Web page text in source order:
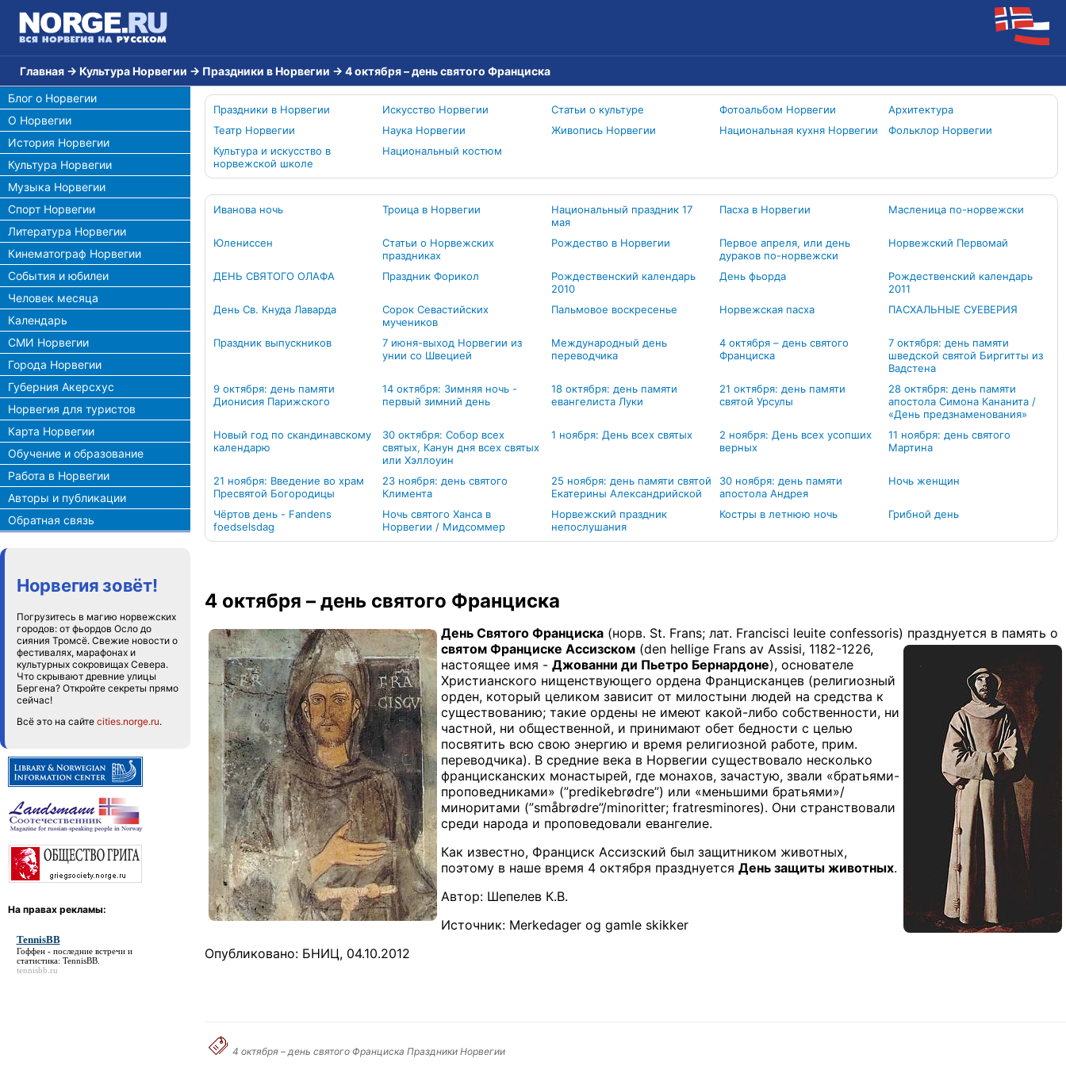
Главная → Культура Норвегии → Праздники в Норвегии → 4 октября – день святого Франциска
Блог о Норвегии
О Норвегии
История Норвегии
Культура Норвегии
Музыка Норвегии
Спорт Норвегии
Литература Норвегии
Кинематограф Норвегии
События и юбилеи
Человек месяца
Календарь
СМИ Норвегии
Города Норвегии
Губерния Акерсхус
Норвегия для туристов
Карта Норвегии
Обучение и образование
Работа в Норвегии
Авторы и публикации
Обратная связь
Норвегия зовёт!
Погрузитесь в магию норвежских
городов: от фьордов Осло до
сияния Тромсё. Свежие новости о
фестивалях, марафонах и
культурных сокровищах Севера.
Что скрывают древние улицы
Бергена? Откройте секреты прямо
сейчас!
Всё это на сайте cities.norge.ru.
На правах рекламы:
TennisBB
Гоффен - последние встречи и
статистика: TennisBB.
tennisbb.ru
Праздники в Норвегии Искусство Норвегии Статьи о культуре Фотоальбом Норвегии
Архитектура
Театр Норвегии
Наука Норвегии Живопись Норвегии Национальная кухня Норвегии
Фольклор Норвегии
Культура и искусство в
норвежской школе
Национальный костюм
Иванова ночь Троица в Норвегии
Национальный праздник 17
мая
Пасха в Норвегии Масленица по-норвежски
Юлениссен
Статьи о Норвежских
праздниках
Рождество в Норвегии
Первое апреля, или день
дураков по-норвежски
Норвежский Первомай
ДЕНЬ СВЯТОГО ОЛАФА Праздник Форикол
Рождественский календарь
2010
День фьорда
Рождественский календарь
2011
День Св. Кнуда Лаварда
Сорок Севастийских
мучеников
Пальмовое воскресенье Норвежская пасха ПАСХАЛЬНЫЕ СУЕВЕРИЯ
Праздник выпускников
7 июня-выход Норвегии из
унии со Швецией
Международный день
переводчика
4 октября – день святого
Франциска
7 октября: день памяти
шведской святой Биргитты из
Вадстена
9 октября: день памяти
Дионисия Парижского
14 октября: Зимняя ночь -
первый зимний день
18 октября: день памяти
евангелиста Луки
21 октября: день памяти
святой Урсулы
28 октября: день памяти
апостола Симона Кананита /
«День предзнаменования»
Новый год по скандинавскому
календарю
30 октября: Собор всех
святых, Канун дня всех святых
или Хэллоуин
1 ноября: День всех святых
2 ноября: День всех усопших
верных
11 ноября: день святого
Мартина
21 ноября: Введение во храм
Пресвятой Богородицы
23 ноября: день святого
Климента
25 ноября: день памяти святой
Екатерины Александрийской
30 ноября: день памяти
апостола Андрея
Ночь женщин
Чёртов день - Fandens
foedselsdag
Ночь святого Ханса в
Норвегии / Мидсоммер
Норвежский праздник
непослушания
Костры в летнюю ночь Грибной день
4 октября – день святого Франциска
День Святого Франциска (норв. St. Frans; лат. Francisci leuite confessoris) празднуется в память о
святом Франциске Ассизском (den hellige Frans av Assisi, 1182-1226,
настоящее имя - Джованни ди Пьетро Бернардоне), основателе
Христианского нищенствующего ордена Францисканцев (религиозный
орден, который целиком зависит от милостыни людей на средства к
существованию; такие ордены не имеют какой-либо собственности, ни
частной, ни общественной, и принимают обет бедности с целью
посвятить всю свою энергию и время религиозной работе, прим.
переводчика). В средние века в Норвегии существовало несколько
францисканских монастырей, где монахов, зачастую, звали «братьями-
проповедниками» (”predikebrødre”) или «меньшими братьями»/
миноритами (”småbrødre”/minoritter; fratresminores). Они странствовали
среди народа и проповедовали евангелие.
Как известно, Франциск Ассизский был защитником животных,
поэтому в наше время 4 октября празднуется День защиты животных.
Автор: Шепелев К.В.
Источник: Merkedager og gamle skikker
Опубликовано: БНИЦ, 04.10.2012
4 октября – день святого Франциска Праздники Норвегии